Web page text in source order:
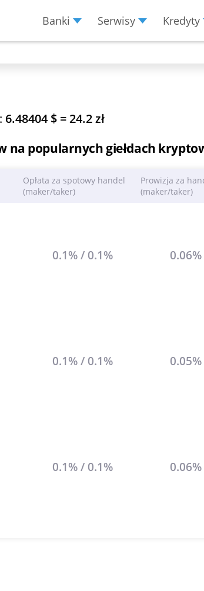
Banki Serwisy Kredyty
Menu Burger
6.48404 $ = 24.2 zł
na popularnych giełdach
Opłata za spotowy handel
(maker/taker)
Prowizja za
(maker/taker)
0.1% / 0.1%
0.1% / 0.1%
0.1% / 0.1%